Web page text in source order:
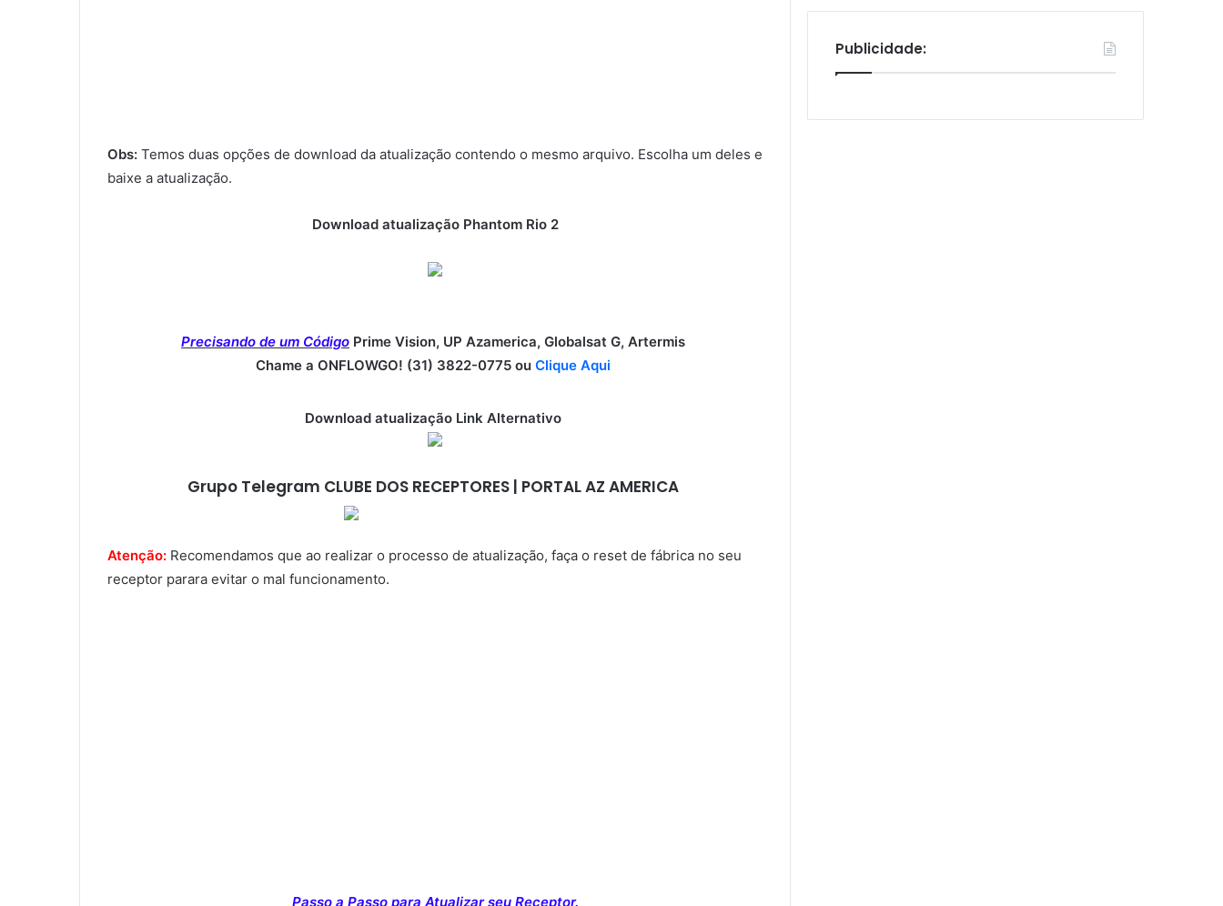
Obs: Temos duas opções de download da atualização contendo o mesmo arquivo. Escolha um deles e
baixe a atualização.
Download atualização Phantom Rio 2
Precisando de um Código Prime Vision, UP Azamerica, Globalsat G, Artermis
Chame a ONFLOWGO! (31) 3822-0775 ou Clique Aqui
Download atualização Link Alternativo
Grupo Telegram CLUBE DOS RECEPTORES | PORTAL AZ AMERICA
Atenção: Recomendamos que ao realizar o processo de atualização, faça o reset de fábrica no seu
receptor parara evitar o mal funcionamento.
Passo a Passo para Atualizar seu Receptor.
Publicidade: